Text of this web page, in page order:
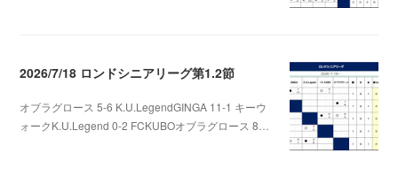
2026/7/18 ロンドシニアリーグ第1.2節
オブラグロース 5-6 K.U.LegendGINGA 11-1 キーウ
ォークK.U.Legend 0-2 FCKUBOオブラグロース 8…